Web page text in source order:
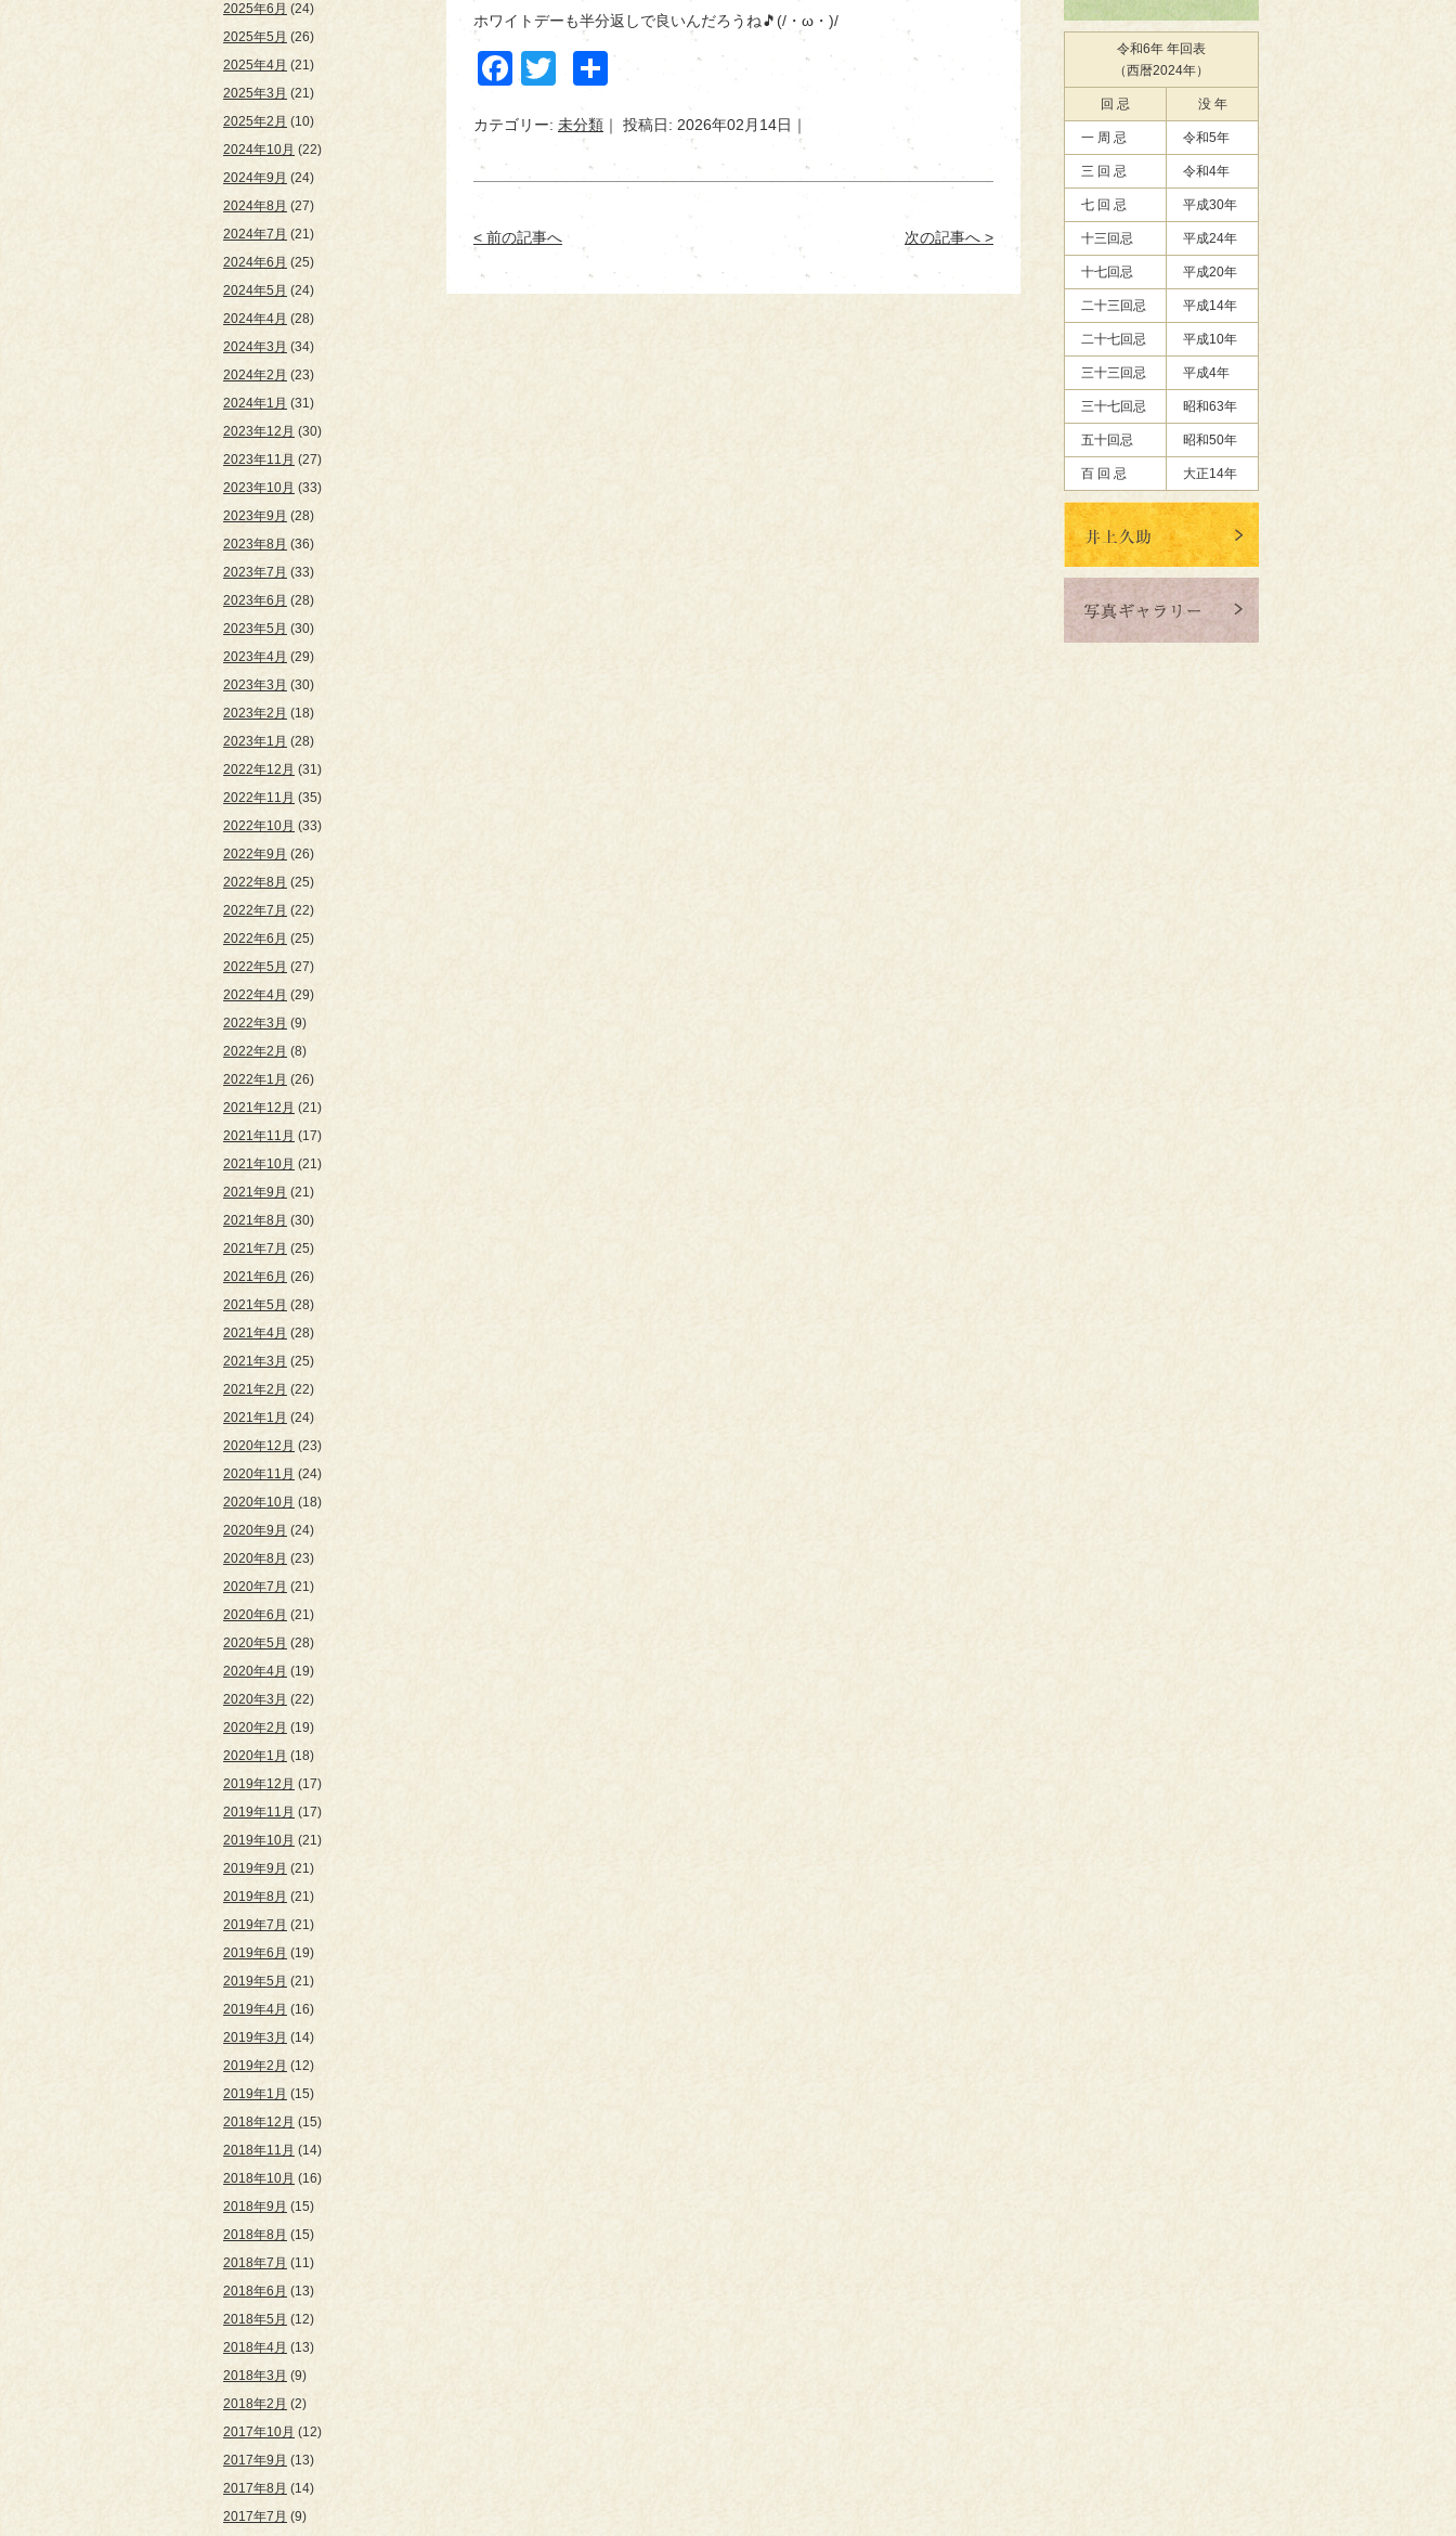
2025年6月 (24)
2025年5月 (26)
2025年4月 (21)
2025年3月 (21)
2025年2月 (10)
2024年10月 (22)
2024年9月 (24)
2024年8月 (27)
2024年7月 (21)
2024年6月 (25)
2024年5月 (24)
2024年4月 (28)
2024年3月 (34)
2024年2月 (23)
2024年1月 (31)
2023年12月 (30)
2023年11月 (27)
2023年10月 (33)
2023年9月 (28)
2023年8月 (36)
2023年7月 (33)
2023年6月 (28)
2023年5月 (30)
2023年4月 (29)
2023年3月 (30)
2023年2月 (18)
2023年1月 (28)
2022年12月 (31)
2022年11月 (35)
2022年10月 (33)
2022年9月 (26)
2022年8月 (25)
2022年7月 (22)
2022年6月 (25)
2022年5月 (27)
2022年4月 (29)
2022年3月 (9)
2022年2月 (8)
2022年1月 (26)
2021年12月 (21)
2021年11月 (17)
2021年10月 (21)
2021年9月 (21)
2021年8月 (30)
2021年7月 (25)
2021年6月 (26)
2021年5月 (28)
2021年4月 (28)
2021年3月 (25)
2021年2月 (22)
2021年1月 (24)
2020年12月 (23)
2020年11月 (24)
2020年10月 (18)
2020年9月 (24)
2020年8月 (23)
2020年7月 (21)
2020年6月 (21)
2020年5月 (28)
2020年4月 (19)
2020年3月 (22)
2020年2月 (19)
2020年1月 (18)
2019年12月 (17)
2019年11月 (17)
2019年10月 (21)
2019年9月 (21)
2019年8月 (21)
2019年7月 (21)
2019年6月 (19)
2019年5月 (21)
2019年4月 (16)
2019年3月 (14)
2019年2月 (12)
2019年1月 (15)
2018年12月 (15)
2018年11月 (14)
2018年10月 (16)
2018年9月 (15)
2018年8月 (15)
2018年7月 (11)
2018年6月 (13)
2018年5月 (12)
2018年4月 (13)
2018年3月 (9)
2018年2月 (2)
2017年10月 (12)
2017年9月 (13)
2017年8月 (14)
2017年7月 (9)
ホワイトデーも半分返しで良いんだろうね🎵(/・ω・)/
Facebook
Twitter
共
カテゴリー: 未分類 投稿日: 2026年02月14日
< 前の記事へ 次の記事へ >
令和6年 年回表
（西暦2024年）
回 忌 没 年
一 周 忌 令和5年
三 回 忌 令和4年
七 回 忌 平成30年
十三回忌 平成24年
十七回忌 平成20年
二十三回忌 平成14年
二十七回忌 平成10年
三十三回忌 平成4年
三十七回忌 昭和63年
五十回忌 昭和50年
百 回 忌 大正14年